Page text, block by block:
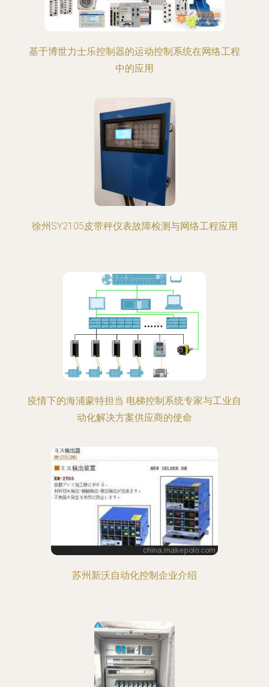
基于博世力士乐控制器的运动控制系统在网络工程
中的应用
徐州SY2105皮带秤仪表故障检测与网络工程应用
疫情下的海浦蒙特担当 电梯控制系统专家与工业自
动化解决方案供应商的使命
苏州新沃自动化控制企业介绍